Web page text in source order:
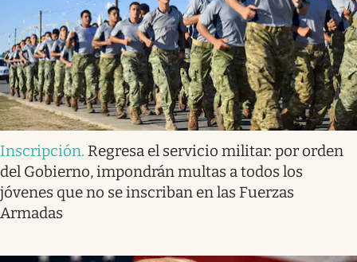
Inscripción. Regresa el servicio militar: por orden
del Gobierno, impondrán multas a todos los
jóvenes que no se inscriban en las Fuerzas
Armadas